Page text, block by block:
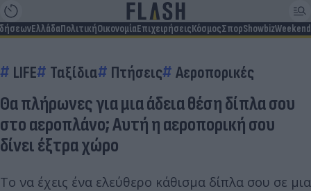
ΕλλάδαΠολιτικήΟικονομίαΕπιχειρήσειςΚόσμοςΣπορShowbizWeekend
LIFE Ταξίδια Πτήσεις Αεροπορικές
Θα πλήρωνες για μια άδεια θέση δίπλα σου
στο αεροπλάνο; Αυτή η αεροπορική σου
δίνει έξτρα χώρο
Το να έχεις ένα ελεύθερο κάθισμα δίπλα σου σε μια